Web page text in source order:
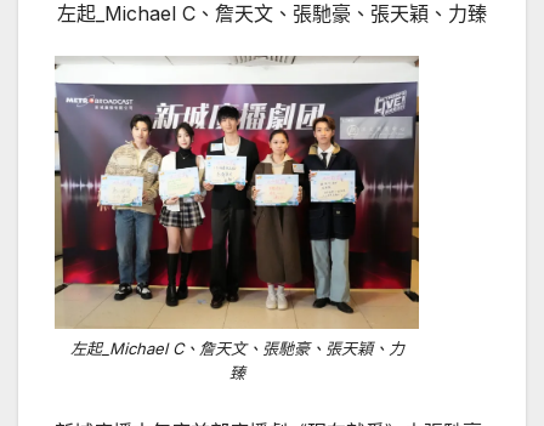
左起_Michael C、詹天文、張馳豪、張天穎、力臻
左起_Michael C、詹天文、張馳豪、張天穎、力
臻